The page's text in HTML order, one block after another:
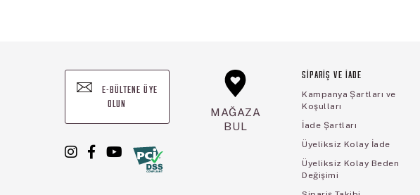
E-BÜLTENE ÜYE
OLUN
MAĞAZA
BUL
SİPARİŞ VE İADE
Kampanya Şartları ve
Koşulları
İade Şartları
Üyeliksiz Kolay İade
Üyeliksiz Kolay Beden
Değişimi